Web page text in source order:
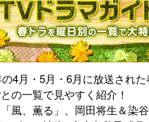
4月・5月・6月に放送され
の一覧で見やすく紹介！
風、薫る」、岡田将生＆染